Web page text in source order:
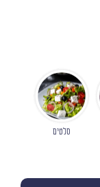
סלטים